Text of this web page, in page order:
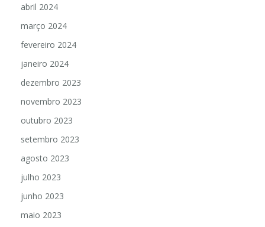
abril 2024
março 2024
fevereiro 2024
janeiro 2024
dezembro 2023
novembro 2023
outubro 2023
setembro 2023
agosto 2023
julho 2023
junho 2023
maio 2023